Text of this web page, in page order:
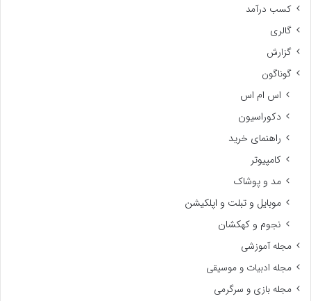
کسب درآمد
گالری
گزارش
گوناگون
اس ام اس
دکوراسیون
راهنمای خرید
کامپیوتر
مد و پوشاک
موبایل و تبلت و اپلکیشن
نجوم و کهکشان
مجله آموزشی
مجله ادبیات و موسیقی
مجله بازی و سرگرمی